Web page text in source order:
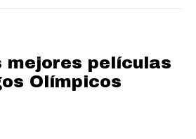
mejores películas
Olímpicos